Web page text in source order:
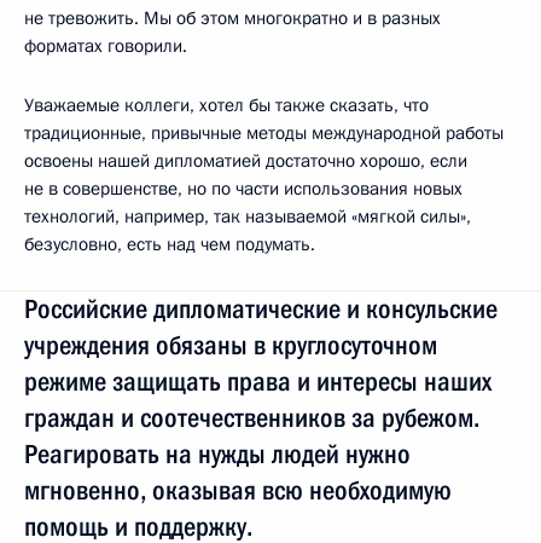
не тревожить. Мы об этом многократно и в разных
форматах говорили.
Уважаемые коллеги, хотел бы также сказать, что
традиционные, привычные методы международной работы
освоены нашей дипломатией достаточно хорошо, если
не в совершенстве, но по части использования новых
технологий, например, так называемой «мягкой силы»,
безусловно, есть над чем подумать.
Российские дипломатические и консульские
учреждения обязаны в круглосуточном
режиме защищать права и интересы наших
граждан и соотечественников за рубежом.
Реагировать на нужды людей нужно
мгновенно, оказывая всю необходимую
помощь и поддержку.